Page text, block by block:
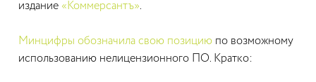
издание «Коммерсантъ».
Минцифры обозначила свою позицию по возможному
использованию нелицензионного ПО. Кратко: